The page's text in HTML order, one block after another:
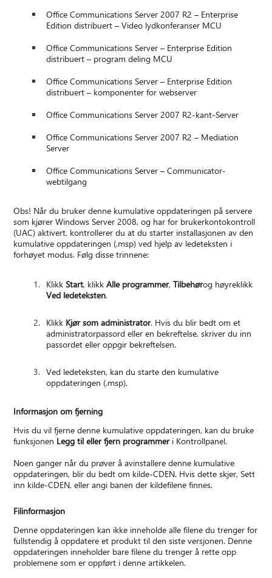
Office Communications Server 2007 R2 – Enterprise
Edition distribuert – Video lydkonferanser MCU
Office Communications Server – Enterprise Edition
distribuert – program deling MCU
Office Communications Server – Enterprise Edition
distribuert – komponenter for webserver
Office Communications Server 2007 R2-kant-Server
Office Communications Server 2007 R2 – Mediation
Server
Office Communications Server – Communicator-
webtilgang
Obs! Når du bruker denne kumulative oppdateringen på servere
som kjører Windows Server 2008, og har for brukerkontokontroll
(UAC) aktivert, kontrollerer du at du starter installasjonen av den
kumulative oppdateringen (.msp) ved hjelp av ledeteksten i
forhøyet modus. Følg disse trinnene:
KlikkStart, klikkAlle programmer,Tilbehørog høyreklikk
Ved ledeteksten.
Klikk Kjør som administrator. Hvis du blir bedt om et
administratorpassord eller en bekreftelse, skriver du inn
passordet eller oppgir bekreftelsen.
Ved ledeteksten, kan du starte den kumulative
oppdateringen (.msp).
Informasjon om fjerning
Hvis du vil fjerne denne kumulative oppdateringen, kan du bruke
funksjonen Legg til eller fjern programmeri Kontrollpanel.
Noen ganger når du prøver å avinstallere denne kumulative
oppdateringen, blir du bedt om kilde-CDEN. Hvis dette skjer, Sett
inn kilde-CDEN, eller angi banen der kildefilene finnes.
Filinformasjon
Denne oppdateringen kan ikke inneholde alle filene du trenger for
fullstendig å oppdatere et produkt til den siste versjonen. Denne
oppdateringen inneholder bare filene du trenger å rette opp
problemene som er oppført i denne artikkelen.